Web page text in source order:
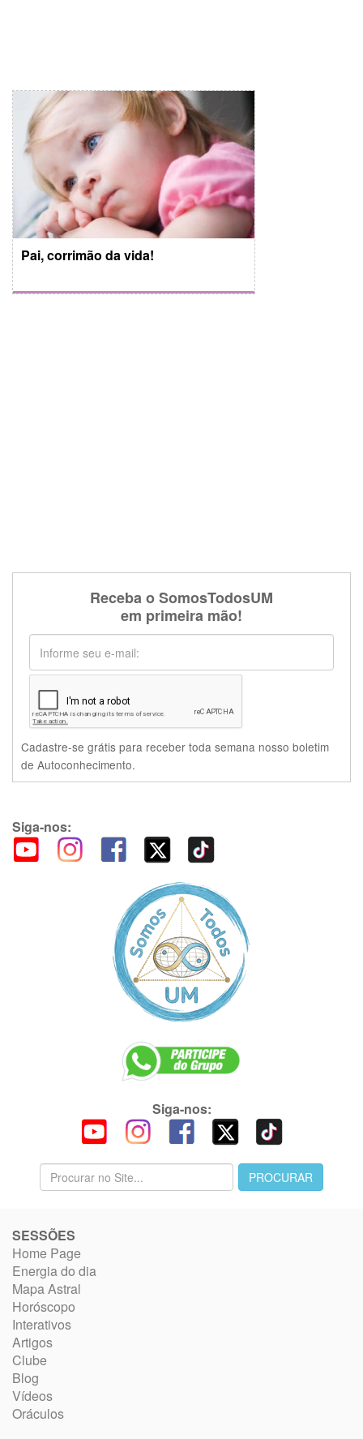
Pai, corrimão da vida!
Receba o SomosTodosUM
em primeira mão!
Cadastre-se grátis para receber toda semana nosso boletim
de Autoconhecimento.
Siga-nos:
Siga-nos:
SESSÕES
Home Page
Energia do dia
Mapa Astral
Horóscopo
Interativos
Artigos
Clube
Blog
Vídeos
Oráculos